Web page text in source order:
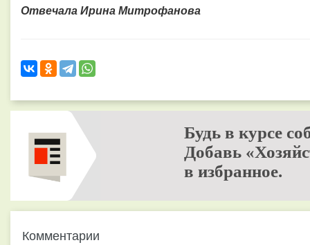
Отвечала Ирина Митрофанова
Будь в курсе
Добавь
в избранное.
Комментарии